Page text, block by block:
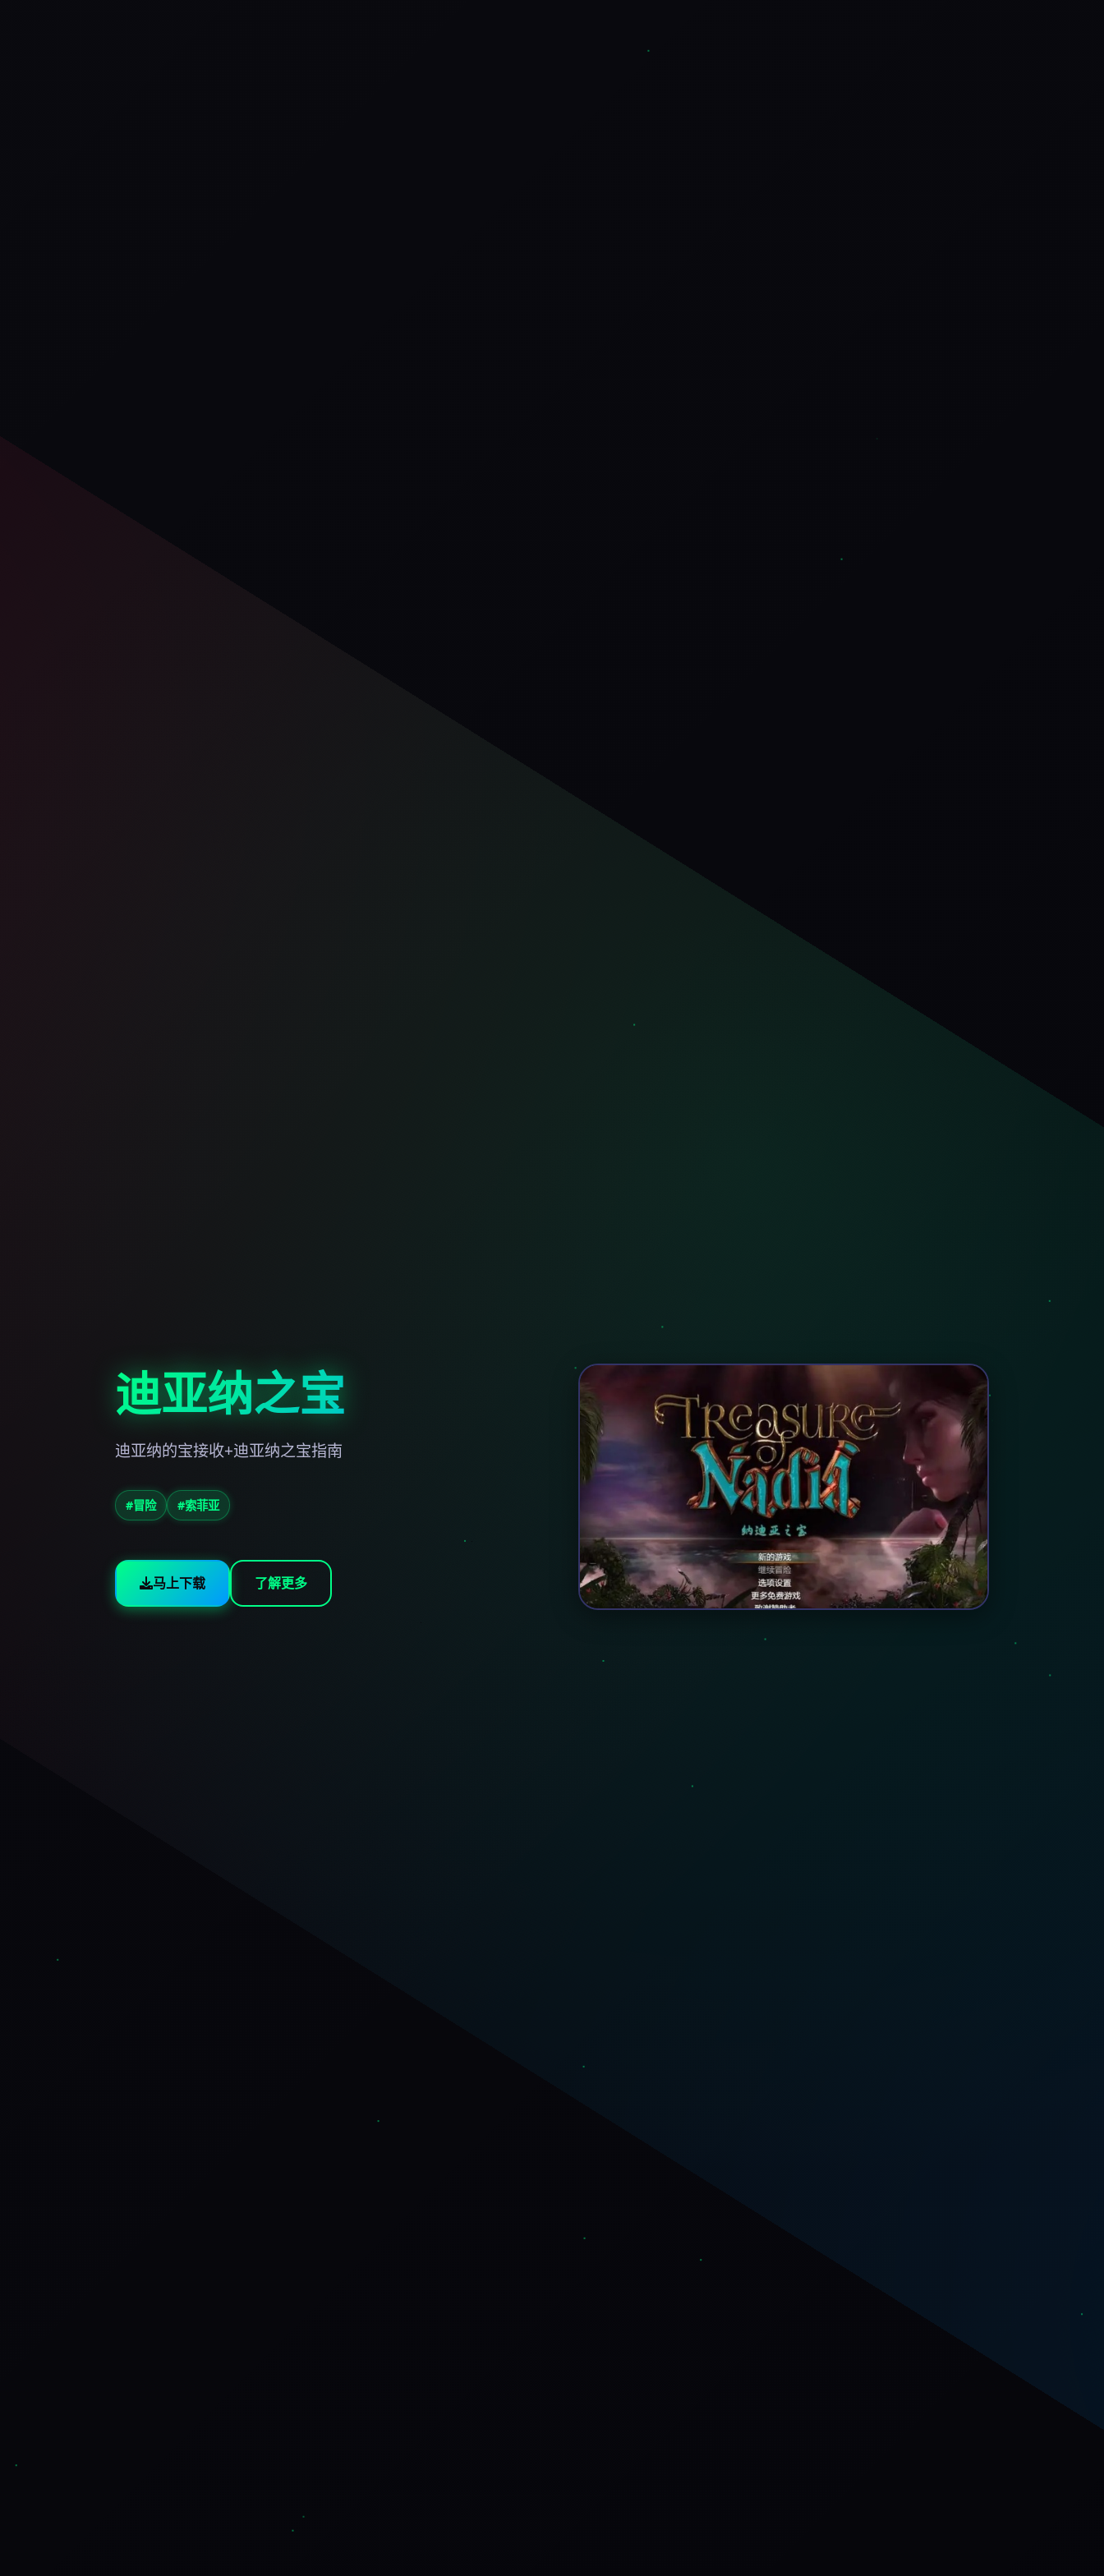
迪亚纳之宝
迪亚纳的宝接收+迪亚纳之宝指南
#冒险 #索菲亚
马上下载 了解更多